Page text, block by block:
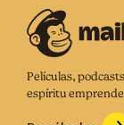
Películas,
espíritu